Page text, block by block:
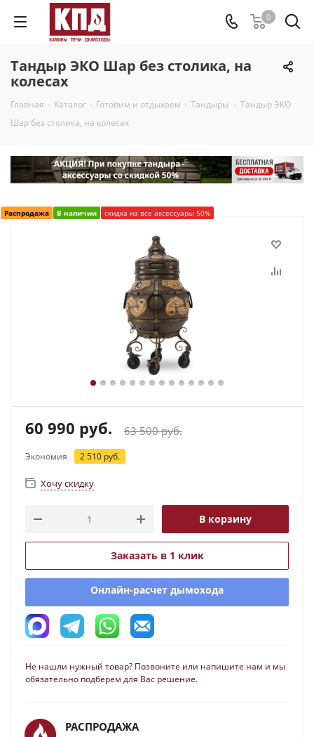
0
Тандыр ЭКО Шар без столика, на
колесах
Главная - Каталог - Готовим и отдыхаем - Тандыры - Тандыр ЭКО
Шар без столика, на колесах
Распродажа В наличии скидка на все аксессуары 50%
60 990 руб. 63 500руб.
Экономия 2 510 руб.
Хочу скидку
В корзину
Заказать в 1 клик
Онлайн-расчет дымохода
Не нашли нужный товар? Позвоните или напишите нам и мы
обязательно подберем для Вас решение.
РАСПРОДАЖА